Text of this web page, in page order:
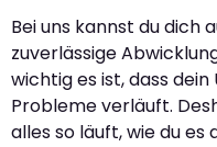
Bei uns kannst du dich
zuverlässige
wichtig es ist, dass
Probleme verläuft.
alles so läuft, wie du es